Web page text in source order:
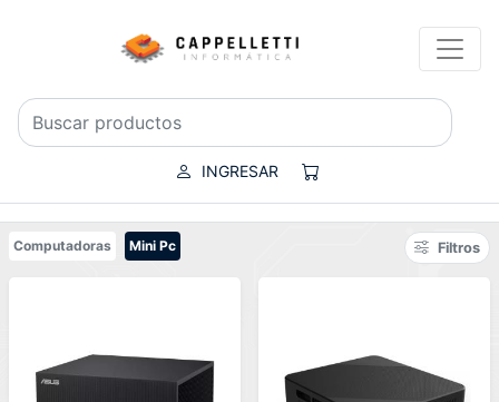
INGRESAR
Computadoras Mini Pc Filtros